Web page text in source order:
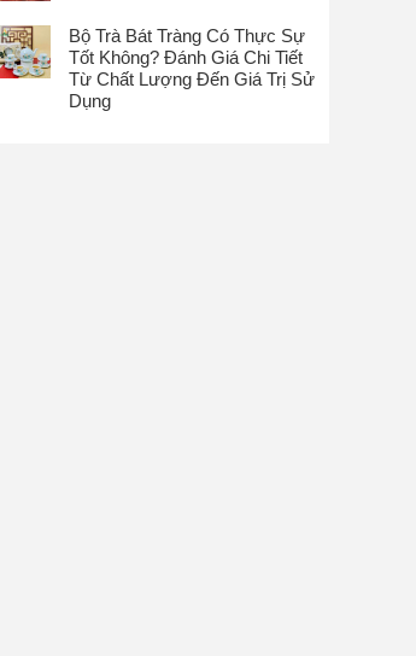
Bộ Trà Bát Tràng Có Thực Sự
Tốt Không? Đánh Giá Chi Tiết
Từ Chất Lượng Đến Giá Trị Sử
Dụng